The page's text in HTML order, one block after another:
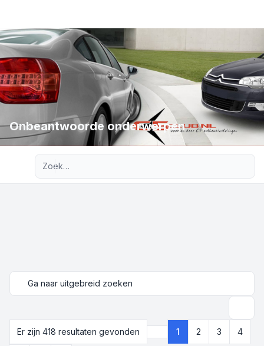
Onbeantwoorde onderwerpen
Ga naar uitgebreid zoeken
Er zijn 418 resultaten gevonden
Pagina van
1 2 3 4